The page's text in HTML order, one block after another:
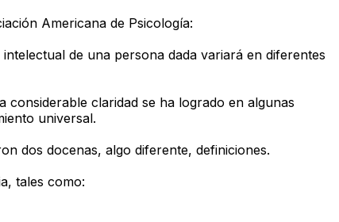
Americana de Psicología:
de una persona dada variará en diferentes
claridad se ha logrado en algunas
universal.
dos docenas, algo diferente, definiciones.
tales como: